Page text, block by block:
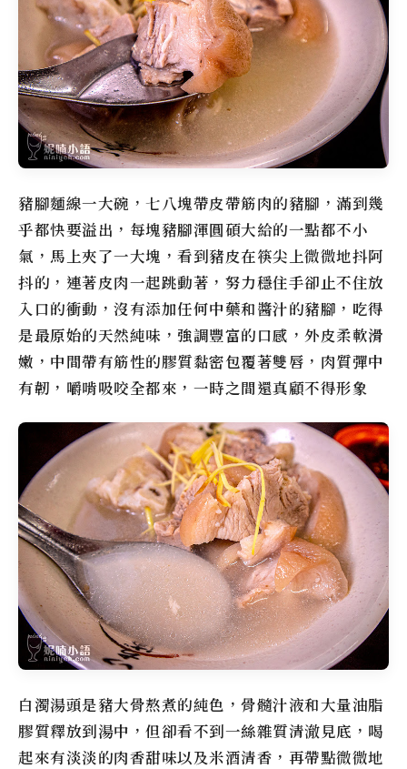
豬腳麵線一大碗，七八塊帶皮帶筋肉的豬腳，滿到幾
乎都快要溢出，每塊豬腳渾圓碩大給的一點都不小
氣，馬上夾了一大塊，看到豬皮在筷尖上微微地抖阿
抖的，連著皮肉一起跳動著，努力穩住手卻止不住放
入口的衝動，沒有添加任何中藥和醬汁的豬腳，吃得
是最原始的天然純味，強調豐富的口感，外皮柔軟滑
嫩，中間帶有筋性的膠質黏密包覆著雙唇，肉質彈中
有韌，嚼啃吸咬全都來，一時之間還真顧不得形象
白濁湯頭是豬大骨熬煮的純色，骨髓汁液和大量油脂
膠質釋放到湯中，但卻看不到一絲雜質清澈見底，喝
起來有淡淡的肉香甜味以及米酒清香，再帶點微微地